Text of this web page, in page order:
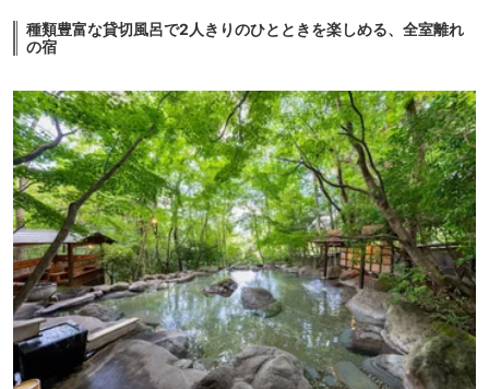
種類豊富な貸切風呂で2人きりのひとときを楽しめる、全室離れ
の宿